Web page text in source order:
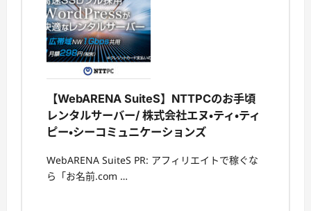
【WebARENA SuiteS】NTTPCのお手頃
レンタルサーバー/ 株式会社エヌ・ティ・ティ
ピー・シーコミュニケーションズ
WebARENA SuiteS PR: アフィリエイトで稼ぐな
ら「お名前.com …